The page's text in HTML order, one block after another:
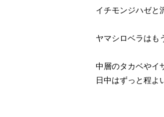
イチモンジハゼと
ヤマシロベラはも
中層のタカベやイ
日中はずっと程よ